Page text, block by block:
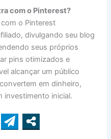
com o Pinterest?
o Pinterest
divulgando seu blog
seus próprios
pins otimizados e
alcançar um público
em dinheiro,
investimento inicial.